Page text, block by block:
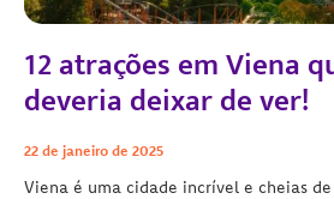
12 atrações em Viena
deveria deixar de ver!
22 de janeiro de 2025
Viena é uma cidade incrível e cheias